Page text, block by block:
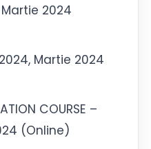
Martie 2024
Martie 2024
COURSE –
(Online)